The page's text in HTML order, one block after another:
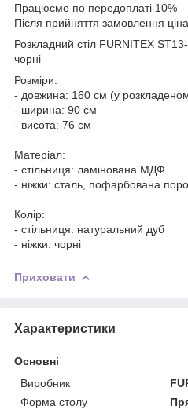
Працюємо по передоплаті 10%
Після прийняття замовлення
Розкладний стіл FURNITEX
чорні
Розміри:
- довжина: 160 см (у
- ширина: 90 см
- висота: 76 см
Матеріал:
- стільниця: ламінована МДФ
- ніжки: сталь, пофарбована
Колір:
- стільниця: натуральний дуб
- ніжки: чорні
Приховати
Характеристики
Основні
Виробник
Форма столу